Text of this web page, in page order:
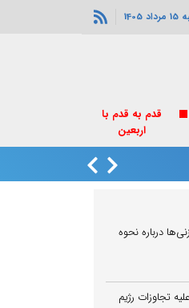
قدم به قدم با
اربعین
درباره نحوه
علیه تجاوزات رژیم